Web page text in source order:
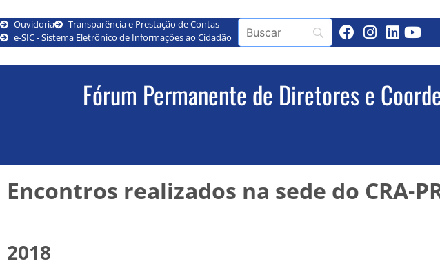
Ouvidoria
Transparência e Prestação de Contas
e-SIC - Sistema Eletrônico de Informações ao Cidadão
Fórum Permanente de Diretores e
Encontros realizados na sede do CRA-
2018